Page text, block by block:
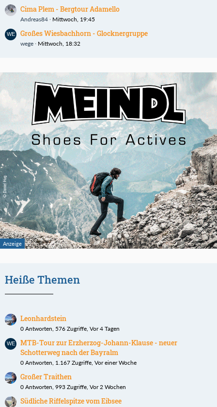
Cima Plem - Bergtour Adamello
Andreas84 Mittwoch, 19:45
Großes Wiesbachhorn - Glocknergruppe
wege Mittwoch, 18:32
Heiße Themen
Leonhardstein
0 Antworten, 576 Zugriffe, Vor 4 Tagen
MTB-Tour zur Erzherzog-Johann-Klause - neuer
Schotterweg nach der Bayralm
0 Antworten, 1.167 Zugriffe, Vor einer Woche
Großer Traithen
0 Antworten, 993 Zugriffe, Vor 2 Wochen
Südliche Riffelspitze vom Eibsee